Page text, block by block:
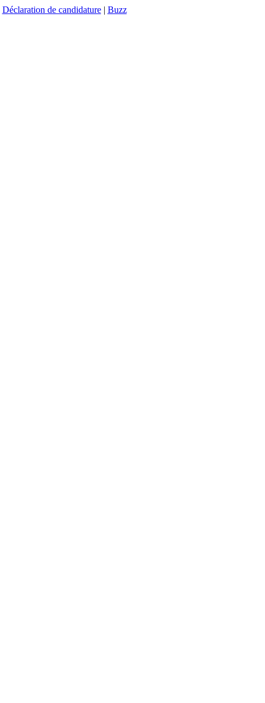
Déclaration de candidature| Buzz